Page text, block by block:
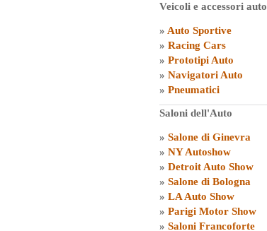
Veicoli e accessori auto
» Auto Sportive
» Racing Cars
» Prototipi Auto
» Navigatori Auto
» Pneumatici
Saloni dell'Auto
» Salone di Ginevra
» NY Autoshow
» Detroit Auto Show
» Salone di Bologna
» LA Auto Show
» Parigi Motor Show
» Saloni Francoforte